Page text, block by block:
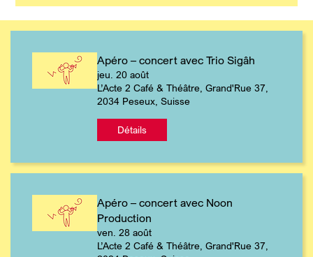
Apéro – concert avec Trio Sigâh
jeu. 20 août
L’Acte 2 Café & Théâtre, Grand'Rue 37,
2034 Peseux, Suisse
Détails
Apéro – concert avec Noon
Production
ven. 28 août
L’Acte 2 Café & Théâtre, Grand'Rue 37,